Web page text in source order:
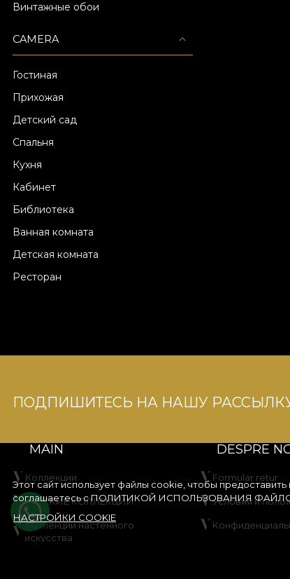
Винтажные обои
CAMERA
Гостиная
Прихожая
Детский сад
Спальня
Кухня
Кабинет
Библиотека
Ванная комната
Детская комната
Ресторан
Этот сайт использует файлы cookie, чтобы
соглашаетесь сПОЛИТИКОЙ ИСПОЛЬЗОВАНИЯ
НАСТРОЙКИ COOKIE
ПОДПИШИТЕСЬ НА НАШУ
MAIN
Коллекции
ДЕТСКИЕ КОЛЛЕКЦИИ
Коллекции настенного
искусства
DESPRE
Formular retur
Условия и